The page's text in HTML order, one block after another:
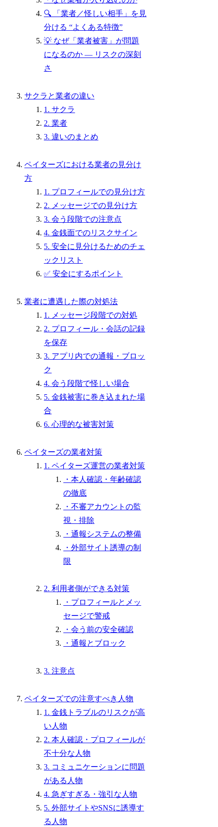
🔍 「業者／怪しい相手」を見
分ける “よくある特徴”
💡 なぜ「業者被害」が問題
になるのか — リスクの深刻
さ
サクラと業者の違い
1. サクラ
2. 業者
3. 違いのまとめ
ペイターズにおける業者の見分け
方
1. プロフィールでの見分け方
2. メッセージでの見分け方
3. 会う段階での注意点
4. 金銭面でのリスクサイン
5. 安全に見分けるためのチェ
ックリスト
✅ 安全にするポイント
業者に遭遇した際の対処法
1. メッセージ段階での対処
2. プロフィール・会話の記録
を保存
3. アプリ内での通報・ブロッ
ク
4. 会う段階で怪しい場合
5. 金銭被害に巻き込まれた場
合
6. 心理的な被害対策
ペイターズの業者対策
1. ペイターズ運営の業者対策
・本人確認・年齢確認
の徹底
・不審アカウントの監
視・排除
・通報システムの整備
・外部サイト誘導の制
限
2. 利用者側ができる対策
・プロフィールとメッ
セージで警戒
・会う前の安全確認
・通報とブロック
3. 注意点
ペイターズでの注意すべき人物
1. 金銭トラブルのリスクが高
い人物
2. 本人確認・プロフィールが
不十分な人物
3. コミュニケーションに問題
がある人物
4. 急ぎすぎる・強引な人物
5. 外部サイトやSNSに誘導す
る人物